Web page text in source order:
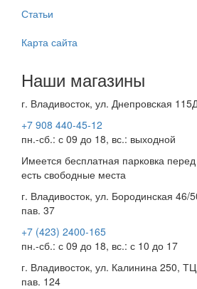
Статьи
Карта сайта
Наши магазины
г. Владивосток, ул. Днепровская
+7 908 440-45-12
пн.-сб.: с 09 до 18, вс.: выходной
Имеется бесплатная парковка
есть свободные места
г. Владивосток, ул. Бородинская 46/
пав. 37
+7 (423) 2400-165
пн.-сб.: с 09 до 18, вс.: с 10 до 17
г. Владивосток, ул. Калинина 250,
пав. 124